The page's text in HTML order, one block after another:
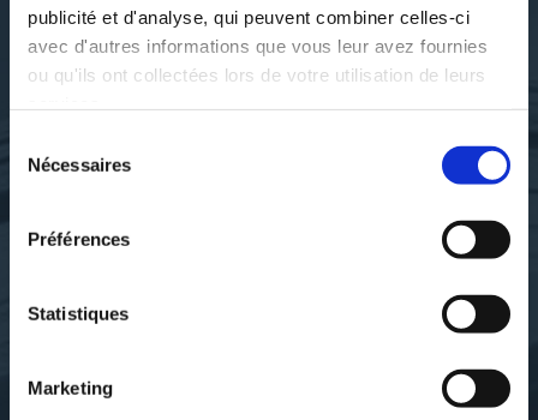
publicité et d'analyse, qui peuvent combiner celles-ci
avec d'autres informations que vous leur avez fournies
ou qu'ils ont collectées lors de votre utilisation de leurs
Nécessaires
Préférences
Statistiques
Marketing